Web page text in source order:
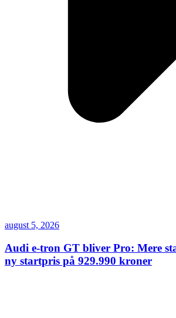
august 5, 2026
Audi e-tron GT bliver Pro: Mere
ny startpris på 929.990 kroner